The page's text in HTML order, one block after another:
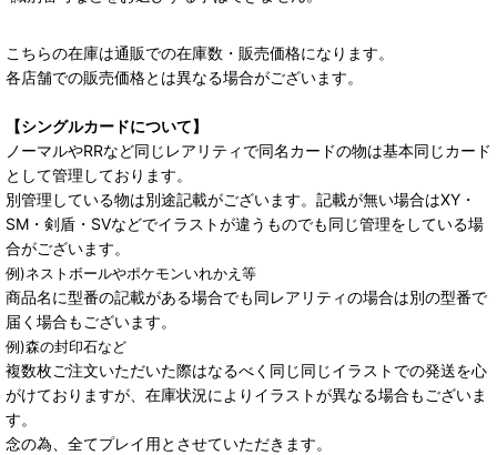
こちらの在庫は通販での在庫数・販売価格になります。
各店舗での販売価格とは異なる場合がございます。
【シングルカードについて】
ノーマルやRRなど同じレアリティで同名カードの物は基本同じカード
として管理しております。
別管理している物は別途記載がございます。記載が無い場合はXY・
SM・剣盾・SVなどでイラストが違うものでも同じ管理をしている場
合がございます。
例)ネストボールやポケモンいれかえ等
商品名に型番の記載がある場合でも同レアリティの場合は別の型番で
届く場合もございます。
例)森の封印石など
複数枚ご注文いただいた際はなるべく同じ同じイラストでの発送を心
がけておりますが、在庫状況によりイラストが異なる場合もございま
す。
念の為、全てプレイ用とさせていただきます。